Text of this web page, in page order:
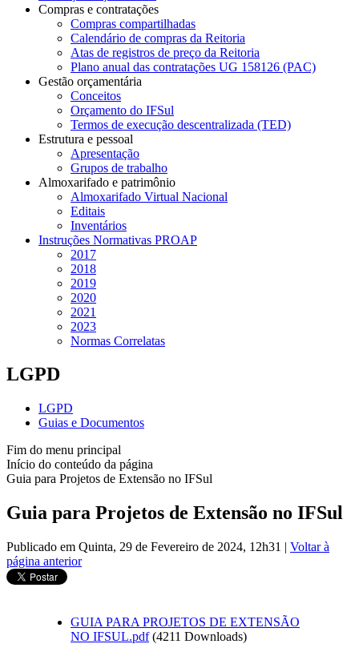
Compras e contratações
Compras compartilhadas
Calendário de compras da Reitoria
Atas de registros de preço da Reitoria
Plano anual das contratações UG 158126 (PAC)
Gestão orçamentária
Conceitos
Orçamento do IFSul
Termos de execução descentralizada (TED)
Estrutura e pessoal
Apresentação
Grupos de trabalho
Almoxarifado e patrimônio
Almoxarifado Virtual Nacional
Editais
Inventários
Instruções Normativas PROAP
2017
2018
2019
2020
2021
2023
Normas Correlatas
LGPD
LGPD
Guias e Documentos
Fim do menu principal
Início do conteúdo da página
Guia para Projetos de Extensão no IFSul
Guia para Projetos de Extensão no IFSul
Publicado em Quinta, 29 de Fevereiro de 2024, 12h31 | Voltar à
página anterior
GUIA PARA PROJETOS DE EXTENSÃO
NO IFSUL.pdf (4211 Downloads)